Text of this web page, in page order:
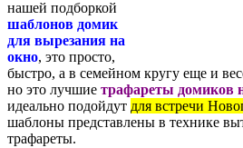
нашей подборкой
шаблонов домик
для вырезания на
окно, это просто,
быстро, а в семейном кругу еще и
но это лучшие трафареты домиков
идеально подойдут для встречи
шаблоны представлены в технике
трафареты.